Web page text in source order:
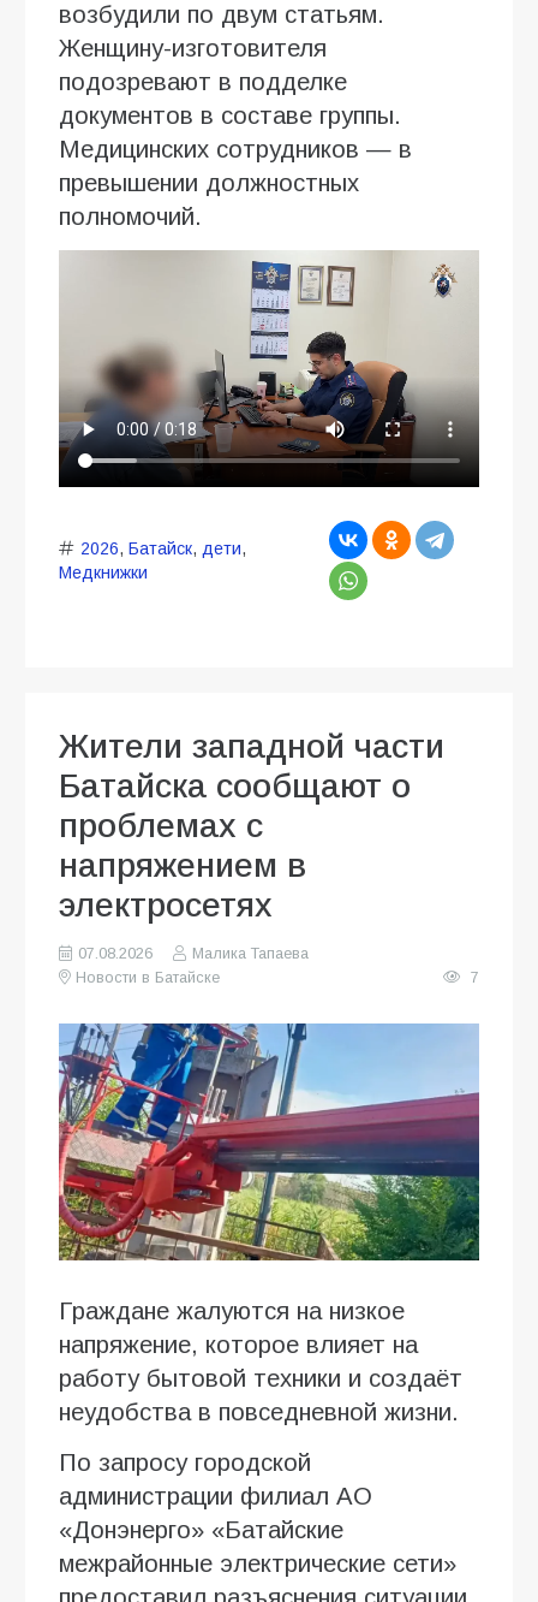
возбудили по двум статьям.
Женщину-изготовителя
подозревают в подделке
документов в составе группы.
Медицинских сотрудников — в
превышении должностных
полномочий.
2026, Батайск, дети,
Медкнижки
Жители западной части
Батайска сообщают о
проблемах с
напряжением в
электросетях
07.08.2026
Малика Тапаева
Новости в Батайске
7
Граждане жалуются на низкое
напряжение, которое влияет на
работу бытовой техники и создаёт
неудобства в повседневной жизни.
По запросу городской
администрации филиал АО
«Донэнерго» «Батайские
межрайонные электрические сети»